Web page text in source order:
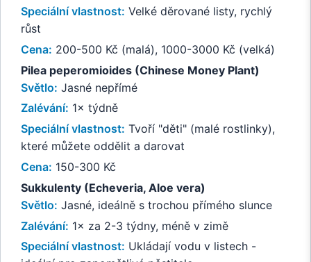
Speciální vlastnost: Velké děrované listy, rychlý
růst
Cena: 200-500 Kč (malá), 1000-3000 Kč (velká)
Pilea peperomioides (Chinese Money Plant)
Světlo: Jasné nepřímé
Zalévání: 1× týdně
Speciální vlastnost: Tvoří "děti" (malé rostlinky),
které můžete oddělit a darovat
Cena: 150-300 Kč
Sukkulenty (Echeveria, Aloe vera)
Světlo: Jasné, ideálně s trochou přímého slunce
Zalévání: 1× za 2-3 týdny, méně v zimě
Speciální vlastnost: Ukládají vodu v listech -